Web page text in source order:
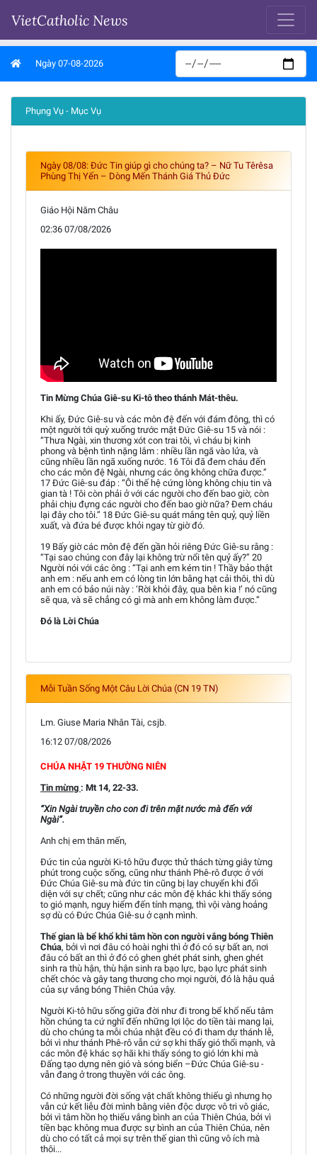
VietCatholic News
Ngày 07-08-2026
Phụng Vụ - Mục Vụ
Ngày 08/08: Đức Tin giúp gì cho chúng ta? – Nữ Tu Têrêsa
Phùng Thị Yến – Dòng Mến Thánh Giá Thủ Đức
Giáo Hội Năm Châu
02:36 07/08/2026
Tin Mừng Chúa Giê-su Ki-tô theo thánh Mát-thêu.
Khi ấy, Đức Giê-su và các môn đệ đến với đám đông, thì có
một người tới quỳ xuống trước mặt Đức Giê-su 15 và nói :
“Thưa Ngài, xin thương xót con trai tôi, vì cháu bị kinh
phong và bệnh tình nặng lắm : nhiều lần ngã vào lửa, và
cũng nhiều lần ngã xuống nước. 16 Tôi đã đem cháu đến
cho các môn đệ Ngài, nhưng các ông không chữa được.”
17 Đức Giê-su đáp : “Ôi thế hệ cứng lòng không chịu tin và
gian tà ! Tôi còn phải ở với các người cho đến bao giờ, còn
phải chịu đựng các người cho đến bao giờ nữa? Đem cháu
lại đây cho tôi.” 18 Đức Giê-su quát mắng tên quỷ, quỷ liền
xuất, và đứa bé được khỏi ngay từ giờ đó.
19 Bấy giờ các môn đệ đến gần hỏi riêng Đức Giê-su rằng :
“Tại sao chúng con đây lại không trừ nổi tên quỷ ấy?” 20
Người nói với các ông : “Tại anh em kém tin ! Thầy bảo thật
anh em : nếu anh em có lòng tin lớn bằng hạt cải thôi, thì dù
anh em có bảo núi này : ‘Rời khỏi đây, qua bên kia !’ nó cũng
sẽ qua, và sẽ chẳng có gì mà anh em không làm được.”
Đó là Lời Chúa
Mỗi Tuần Sống Một Câu Lời Chúa (CN 19 TN)
Lm. Giuse Maria Nhân Tài, csjb.
16:12 07/08/2026
CHÚA NHẬT 19 THƯỜNG NIÊN
Tin mừng : Mt 14, 22-33.
“Xin Ngài truyền cho con đi trên mặt nước mà đến với
Ngài”.
Anh chị em thân mến,
Đức tin của người Ki-tô hữu được thử thách từng giây từng
phút trong cuộc sống, cũng như thánh Phê-rô được ở với
Đức Chúa Giê-su mà đức tin cũng bị lay chuyển khi đối
diện với sự chết; cũng như các môn đệ khác khi thấy sóng
to gió mạnh, nguy hiểm đến tính mạng, thì vội vàng hoảng
sợ dù có Đức Chúa Giê-su ở cạnh mình.
Thế gian là bể khổ khi tâm hồn con người vắng bóng Thiên
Chúa, bởi vì nơi đâu có hoài nghi thì ở đó có sự bất an, nơi
đâu có bất an thì ở đó có ghen ghét phát sinh, ghen ghét
sinh ra thù hận, thù hận sinh ra bạo lực, bạo lực phát sinh
chết chóc và gây tang thương cho mọi người, đó là hậu quả
của sự vắng bóng Thiên Chúa vậy.
Người Ki-tô hữu sống giữa đời như đi trong bể khổ nếu tâm
hồn chúng ta cứ nghĩ đến những lợi lộc do tiền tài mang lại,
dù cho chúng ta mỗi chúa nhật đều có đi tham dự thánh lễ,
bởi vì như thánh Phê-rô vẫn cứ sợ khi thấy gió thổi mạnh, và
các môn đệ khác sợ hãi khi thấy sóng to gió lớn khi mà
Đấng tạo dựng nên gió và sóng biển –Đức Chúa Giê-su -
vẫn đang ở trong thuyền với các ông.
Có những người đời sống vật chất không thiếu gì nhưng họ
vẫn cứ kết liễu đời mình bằng viên độc dược vô tri vô giác,
bởi vì tâm hồn họ thiếu vắng bình an của Thiên Chúa, bởi vì
tiền bạc không mua được sự bình an của Thiên Chúa, nên
dù cho có tất cả mọi sự trên thế gian thì cũng vô ích mà
thôi...